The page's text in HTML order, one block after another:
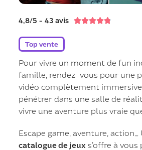
4,8/5 - 43 avis 
Top vente
Pour vivre un moment de fun
famille, rendez-vous pour une
vidéo complètement
pénétrer dans une salle de
vivre une aventure plus vraie
Escape game, aventure, action…
catalogue de jeux s’offre à